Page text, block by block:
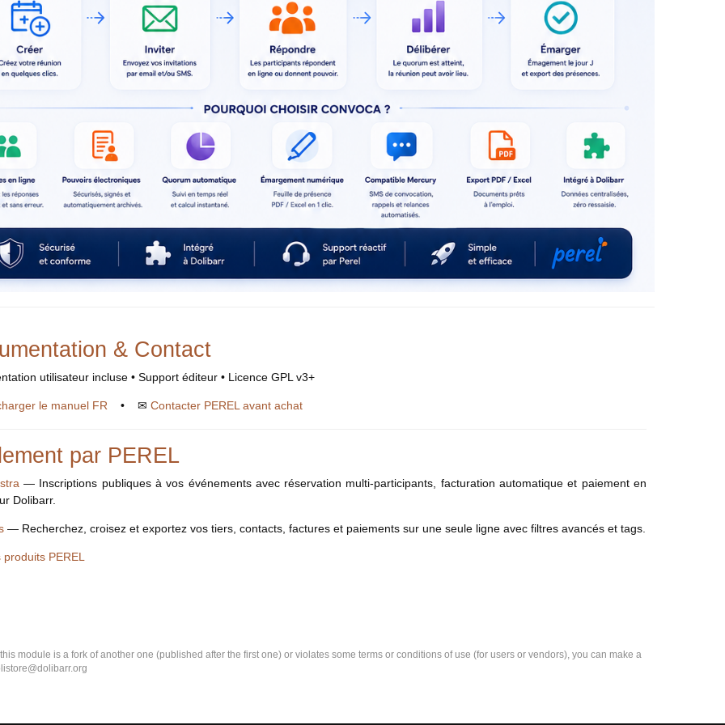
& Contact
utilisateur incluse • Support éditeur • Licence GPL v3+
le manuel FR • ✉ Contacter PEREL avant achat
par PEREL
— Inscriptions publiques à vos événements avec réservation multi-participants, facturation automatique et paiement en
Dolibarr.
— Recherchez, croisez et exportez vos tiers, contacts, factures et paiements sur une seule ligne avec filtres avancés et tags.
produits PEREL
module is a fork of another one (published after the first one) or violates some terms or conditions of use (for users or vendors), you can make a